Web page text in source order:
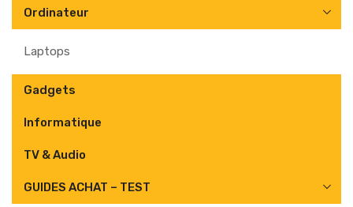
Ordinateur
Laptops
Gadgets
Informatique
TV & Audio
GUIDES ACHAT – TEST